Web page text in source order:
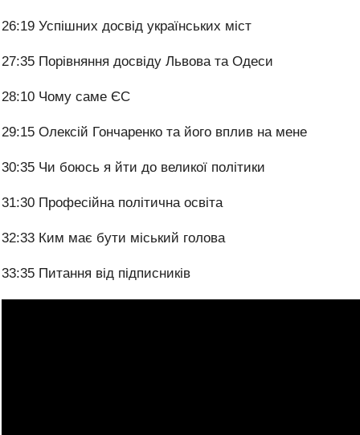
26:19 Успішних досвід українських міст
27:35 Порівняння досвіду Львова та Одеси
28:10 Чому саме ЄС
29:15 Олексій Гончаренко та його вплив на мене
30:35 Чи боюсь я йти до великої політики
31:30 Професійна політична освіта
32:33 Ким має бути міський голова
33:35 Питання від підписників